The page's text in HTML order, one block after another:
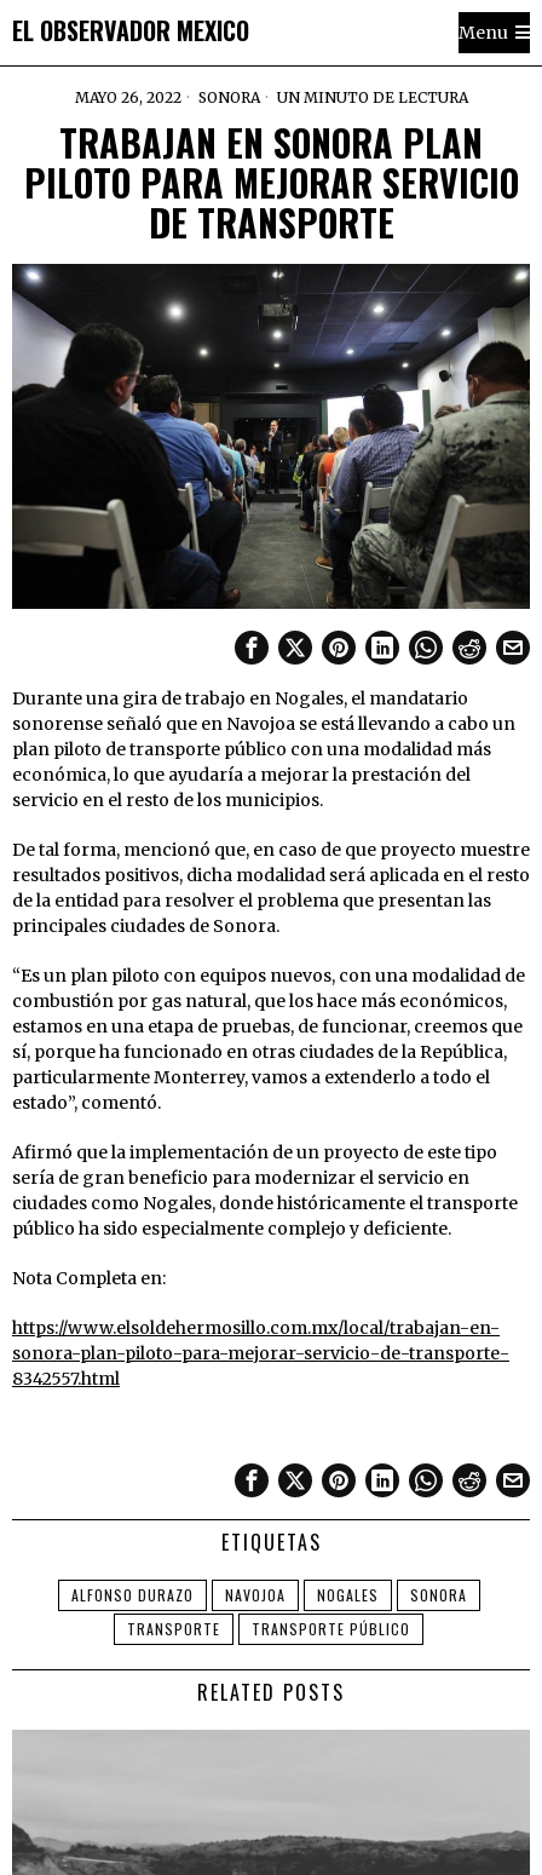
EL OBSERVADOR MEXICO Menu
MAYO 26, 2022 SONORA UN MINUTO DE LECTURA
TRABAJAN EN SONORA PLAN
PILOTO PARA MEJORAR SERVICIO
DE TRANSPORTE
Durante una gira de trabajo en Nogales, el mandatario
sonorense señaló que en Navojoa se está llevando a cabo un
plan piloto de transporte público con una modalidad más
económica, lo que ayudaría a mejorar la prestación del
servicio en el resto de los municipios.
De tal forma, mencionó que, en caso de que proyecto muestre
resultados positivos, dicha modalidad será aplicada en el resto
de la entidad para resolver el problema que presentan las
principales ciudades de Sonora.
“Es un plan piloto con equipos nuevos, con una modalidad de
combustión por gas natural, que los hace más económicos,
estamos en una etapa de pruebas, de funcionar, creemos que
sí, porque ha funcionado en otras ciudades de la República,
particularmente Monterrey, vamos a extenderlo a todo el
estado”, comentó.
Afirmó que la implementación de un proyecto de este tipo
sería de gran beneficio para modernizar el servicio en
ciudades como Nogales, donde históricamente el transporte
público ha sido especialmente complejo y deficiente.
Nota Completa en:
https://www.elsoldehermosillo.com.mx/local/trabajan-en-
sonora-plan-piloto-para-mejorar-servicio-de-transporte-
8342557.html
ETIQUETAS
ALFONSO DURAZO NAVOJOA NOGALES
SONORA
TRANSPORTE
TRANSPORTE PÚBLICO
RELATED POSTS